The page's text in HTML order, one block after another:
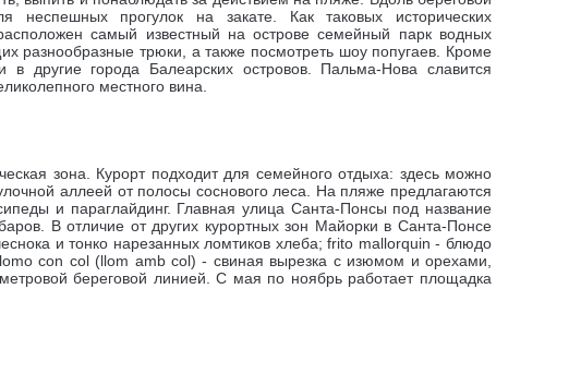
неспешных прогулок на закате. Как таковых исторических
самый известный на острове семейный парк водных
разнообразные трюки, а также посмотреть шоу попугаев. Кроме
в другие города Балеарских островов. Пальма-Нова славится
местного вина.
зона. Курорт подходит для семейного отдыха: здесь можно
аллеей от полосы соснового леса. На пляже предлагаются
и параглайдинг. Главная улица Санта-Понсы под название
В отличие от других курортных зон Майорки в Санта-Понсе
и тонко нарезанных ломтиков хлеба; frito mallorquin - блюдо
con col (llom amb col) - свиная вырезка с изюмом и орехами,
береговой линией. С мая по ноябрь работает площадка